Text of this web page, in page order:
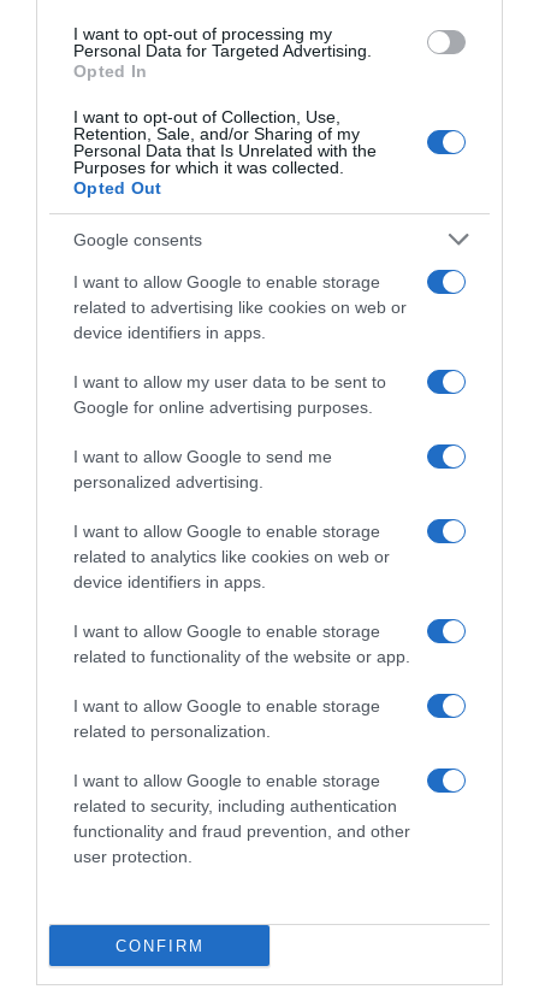
consent section.
I want to opt-out of processing my
Personal Data for Targeted Advertising.
Opted In
I want to opt-out of Collection, Use,
Retention, Sale, and/or Sharing of my
Personal Data that Is Unrelated with the
Purposes for which it was collected.
Opted Out
Google consents
I want to allow Google to enable storage
related to advertising like cookies on web or
device identifiers in apps.
I want to allow my user data to be sent to
Google for online advertising purposes.
I want to allow Google to send me
personalized advertising.
I want to allow Google to enable storage
related to analytics like cookies on web or
device identifiers in apps.
I want to allow Google to enable storage
related to functionality of the website or app.
I want to allow Google to enable storage
related to personalization.
I want to allow Google to enable storage
related to security, including authentication
functionality and fraud prevention, and other
user protection.
CONFIRM
“In cucina con Imma e Matteo”: tortino al cioccolato
“Camper”: semifreddo di yogurt e crumble
CHI SIAMO
Dalla tv, alla brace. RicetteInTv.com nasce dall'idea di
raccogliere le follie culinarie di chef navigati e cuochi
improvvisati, che preferiscono gli studi televisivi alle cucine di
un ristorante...continua...
Chi Siamo | Contatti
Cookie
Privacy
Ricette in Tv - P.IVA 02821290349